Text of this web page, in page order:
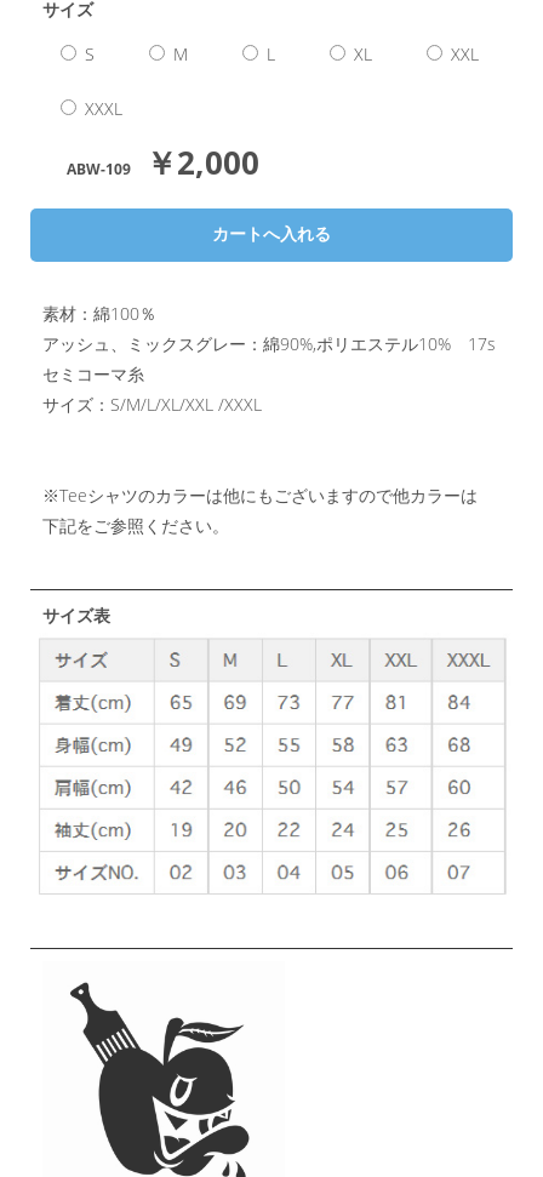
サイズ
S M L XL XXL
XXXL
ABW-109 ￥2,000
素材：綿100％
アッシュ、ミックスグレー：綿90%,ポリエステル10% 17s
セミコーマ糸
サイズ：S/M/L/XL/XXL /XXXL
※Teeシャツのカラーは他にもございますので他カラーは
下記をご参照ください。
サイズ表